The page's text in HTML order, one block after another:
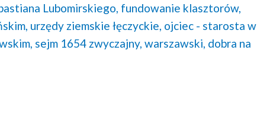
Lubomirskiego, fundowanie klasztorów,
urzędy ziemskie łęczyckie, ojciec - starosta w
sejm 1654 zwyczajny, warszawski, dobra na